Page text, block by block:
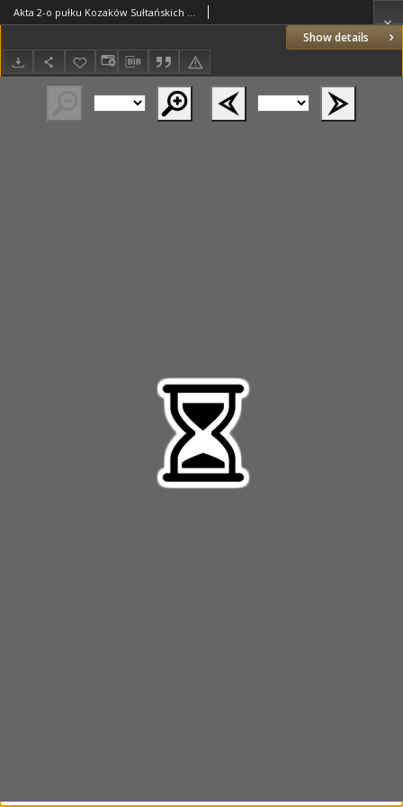
Show details
Akta 2-o pułku Kozaków Sułtańskich z lat 1855-1856. T.6 Akta 6 szwadronu z dnia 10.03.1856 r. (nr 1)